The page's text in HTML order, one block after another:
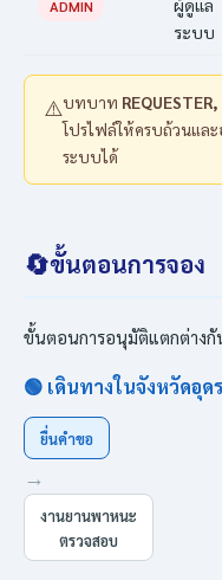
ADMIN
ผู้ดูแล
ระบบ
⚠️บทบาท
โปรไฟล์ให้ครบถ้วนและ
ระบบได้
🔄ขั้นตอนการจอง
ขั้นตอนการอนุมัติแตกต่างกั
🟢 เดินทางในจังหวัดอุด
ยื่นคำขอ
→
งานยานพาหนะ
ตรวจสอบ